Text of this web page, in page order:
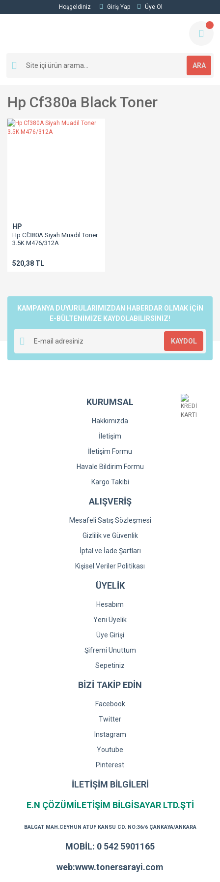
Hoşgeldiniz Giriş Yap Üye Ol
ARA
Hp Cf380a Black Toner
HP
Hp Cf380A Siyah Muadil Toner
3.5K M476/312A
520,38 TL
KAMPANYA DUYURULARIMIZDAN HABERDAR OLMAK İÇİN
E-BÜLTENİMİZE KAYDOLABİLİRSİNİZ!
KAYDOL
KURUMSAL
Hakkımızda
İletişim
İletişim Formu
Havale Bildirim Formu
Kargo Takibi
ALIŞVERİŞ
Mesafeli Satış Sözleşmesi
Gizlilik ve Güvenlik
İptal ve İade Şartları
Kişisel Veriler Politikası
ÜYELİK
Hesabım
Yeni Üyelik
Üye Girişi
Şifremi Unuttum
Sepetiniz
BİZİ TAKİP EDİN
Facebook
Twitter
Instagram
Youtube
Pinterest
İLETİŞİM BİLGİLERİ
E.N ÇÖZÜMİLETİŞİM BİLGİSAYAR LTD.ŞTİ
BALGAT MAH.CEYHUN ATUF KANSU CD. NO:36/6 ÇANKAYA/ANKARA
MOBİL: 0 542 5901165
web:www.tonersarayi.com